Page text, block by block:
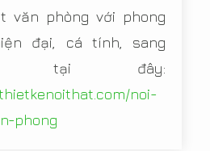
văn phòng với phong
đại, cá tính, sang
tại đây:
noi-
phong